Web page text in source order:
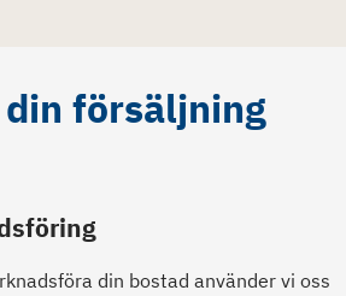
din försäljning
din bostad använder vi oss